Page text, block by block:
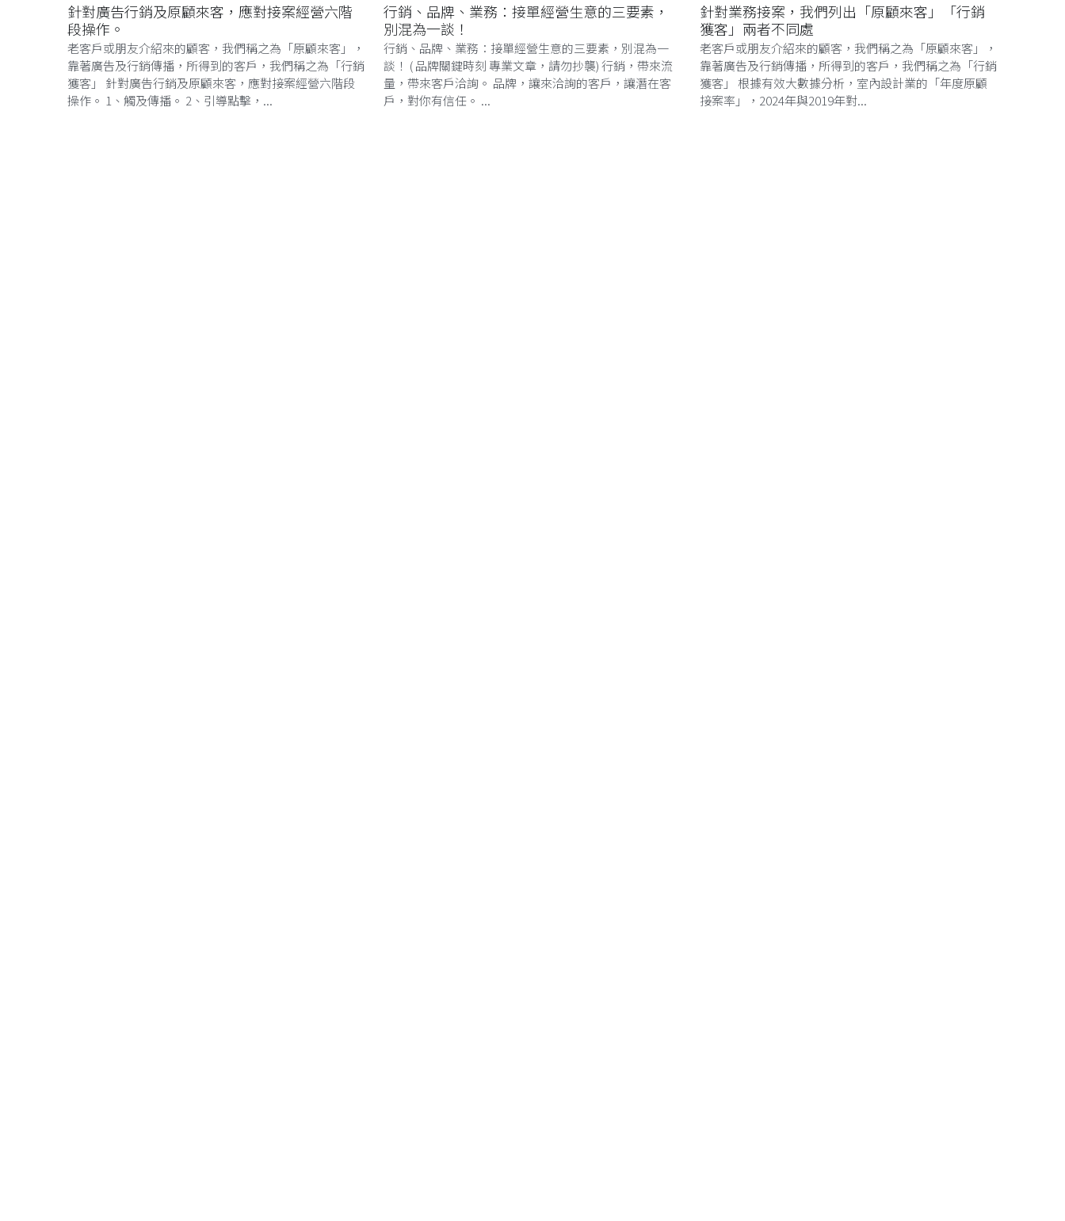
針對廣告行銷及原顧來客，應對接案經營六階
段操作。
老客戶或朋友介紹來的顧客，我們稱之為「原顧來客」，
靠著廣告及行銷傳播，所得到的客戶，我們稱之為「行銷
獲客」 針對廣告行銷及原顧來客，應對接案經營六階段
操作。 1、觸及傳播。 2、引導點擊，...
行銷、品牌、業務：接單經營生意的三要素，
別混為一談！
行銷、品牌、業務：接單經營生意的三要素，別混為一
談！ ( 品牌關鍵時刻 專業文章，請勿抄襲) 行銷，帶來流
量，帶來客戶洽詢。 品牌，讓來洽詢的客戶，讓潛在客
戶，對你有信任。 ...
針對業務接案，我們列出「原顧來客」「行銷
獲客」兩者不同處
老客戶或朋友介紹來的顧客，我們稱之為「原顧來客」，
靠著廣告及行銷傳播，所得到的客戶，我們稱之為「行銷
獲客」 根據有效大數據分析，室內設計業的「年度原顧
接案率」，2024年與2019年對...